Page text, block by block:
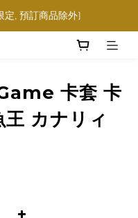
, 預訂商品除外)
, 預訂商品除外)
三件$160
卡套 卡
カナリィ